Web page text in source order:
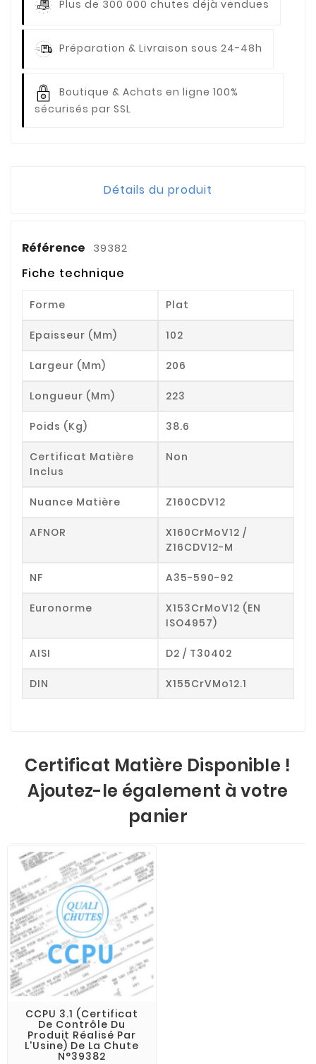
Plus de 300 000 chutes déjà vendues
Préparation & Livraison sous 24-48h
Boutique & Achats en ligne 100%
sécurisés par SSL
Détails du produit
Référence 39382
Fiche technique
Forme Plat
Epaisseur (mm) 102
Largeur (mm) 206
Longueur (mm) 223
Poids (kg) 38.6
Certificat Matière
Inclus
Non
Nuance Matière Z160CDV12
AFNOR
X160CrMoV12 /
Z16CDV12-M
NF A35-590-92
Euronorme
X153CrMoV12 (EN
ISO4957)
AISI D2 / T30402
DIN X155CrVMo12.1
Certificat Matière Disponible !
Ajoutez-le également à votre
panier
CCPU 3.1 (Certificat
De Contrôle Du
Produit Réalisé Par
L'Usine) De La Chute
N°39382